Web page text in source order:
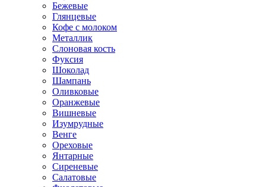
Бежевые
Глянцевые
Кофе с молоком
Металлик
Слоновая кость
Фуксия
Шоколад
Шампань
Оливковые
Оранжевые
Вишневые
Изумрудные
Венге
Ореховые
Янтарные
Сиреневые
Салатовые